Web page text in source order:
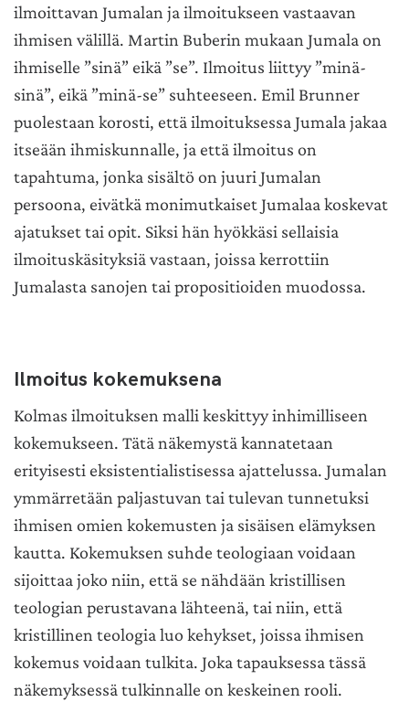
ilmoittavan Jumalan ja ilmoitukseen vastaavan
ihmisen välillä. Martin Buberin mukaan Jumala on
ihmiselle ”sinä” eikä ”se”. Ilmoitus liittyy ”minä-
sinä”, eikä ”minä-se” suhteeseen. Emil Brunner
puolestaan korosti, että ilmoituksessa Jumala jakaa
itseään ihmiskunnalle, ja että ilmoitus on
tapahtuma, jonka sisältö on juuri Jumalan
persoona, eivätkä monimutkaiset Jumalaa koskevat
ajatukset tai opit. Siksi hän hyökkäsi sellaisia
ilmoituskäsityksiä vastaan, joissa kerrottiin
Jumalasta sanojen tai propositioiden muodossa.
Ilmoitus kokemuksena
Kolmas ilmoituksen malli keskittyy inhimilliseen
kokemukseen. Tätä näkemystä kannatetaan
erityisesti eksistentialistisessa ajattelussa. Jumalan
ymmärretään paljastuvan tai tulevan tunnetuksi
ihmisen omien kokemusten ja sisäisen elämyksen
kautta. Kokemuksen suhde teologiaan voidaan
sijoittaa joko niin, että se nähdään kristillisen
teologian perustavana lähteenä, tai niin, että
kristillinen teologia luo kehykset, joissa ihmisen
kokemus voidaan tulkita. Joka tapauksessa tässä
näkemyksessä tulkinnalle on keskeinen rooli.